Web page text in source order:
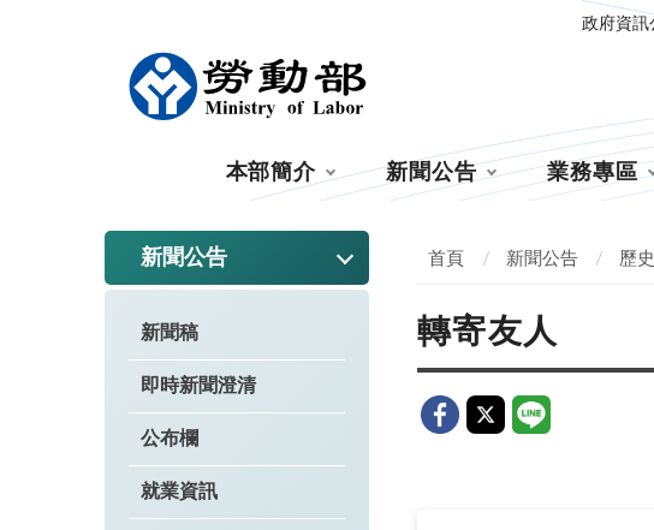
政府資訊
本部簡介 新聞公告 業務專區
新聞公告
新聞稿
即時新聞澄清
公布欄
就業資訊
首頁 新聞公告 歷
轉寄友人